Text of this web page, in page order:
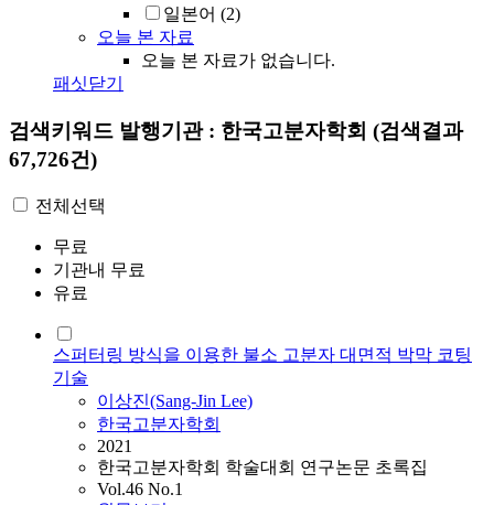
일본어 (2)
오늘 본 자료
오늘 본 자료가 없습니다.
패싯닫기
검색키워드 발행기관 : 한국고분자학회 (검색결과
67,726건)
전체선택
무료
기관내 무료
유료
스퍼터링 방식을 이용한 불소 고분자 대면적 박막 코팅
기술
이상진(Sang-Jin Lee)
한국고분자학회
2021
한국고분자학회 학술대회 연구논문 초록집
Vol.46 No.1